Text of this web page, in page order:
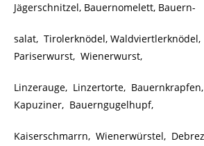
Jägerschnitzel, Bauernomelett, Bauern-
salat, Tirolerknödel,
Pariserwurst, Wienerwurst,
Linzerauge, Linzertorte,
Kapuziner, Bauerngugelhupf,
Kaiserschmarrn, Wienerwürstel,